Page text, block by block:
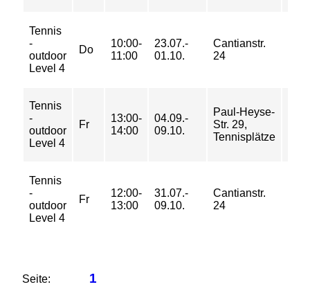
Tennis
-
outdoor
Level 4
Do
10:00-
11:00
23.07.-
01.10.
Cantianstr.
24
Tennis
-
outdoor
Level 4
Fr
13:00-
14:00
04.09.-
09.10.
Paul-Heyse-
Str. 29,
Tennisplätze
Tennis
-
outdoor
Level 4
Fr
12:00-
13:00
31.07.-
09.10.
Cantianstr.
24
Seite: 1